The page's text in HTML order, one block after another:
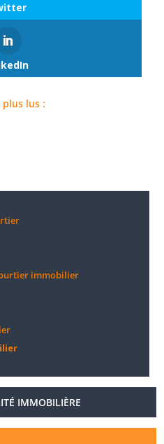
plus lus :
immobilier
IMMOBILIÈRE